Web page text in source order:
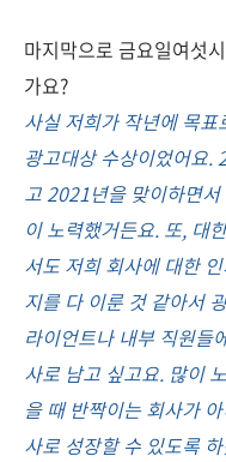
마지막으로 금요일여섯
가요?
사실 저희가 작년에 목
광고대상 수상이었어요.
고 2021년을 맞이하면
이 노력했거든요. 또, 대
서도 저희 회사에 대한
지를 다 이룬 것 같아서
라이언트나 내부 직원들
사로 남고 싶고요. 많이
을 때 반짝이는 회사가
사로 성장할 수 있도록